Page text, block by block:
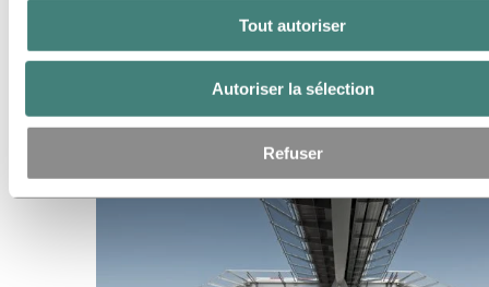
Tout autoriser
Autoriser la sélection
Refuser
Profilés en aluminium extrudé pour
trains modernes